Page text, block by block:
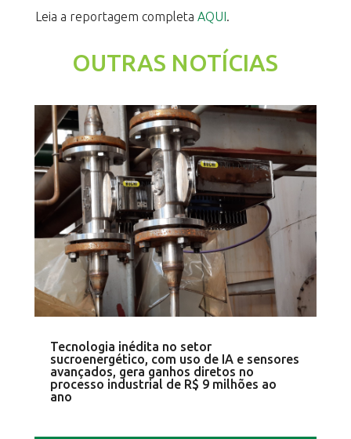
Leia a reportagem completa AQUI.
OUTRAS NOTÍCIAS
Tecnologia inédita no setor
sucroenergético, com uso de IA e sensores
avançados, gera ganhos diretos no
processo industrial de R$ 9 milhões ao
ano